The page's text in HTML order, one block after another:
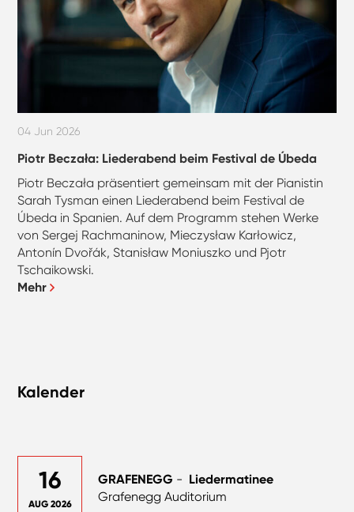
04 Jun 2026
Piotr Beczała: Liederabend beim Festival de Úbeda
Piotr Beczała präsentiert gemeinsam mit der Pianistin
Sarah Tysman einen Liederabend beim Festival de
Úbeda in Spanien. Auf dem Programm stehen Werke
von Sergej Rachmaninow, Mieczysław Karłowicz,
Antonín Dvořák, Stanisław Moniuszko und Pjotr
Tschaikowski.
Mehr
Kalender
16
AUG 2026
GRAFENEGG - Liedermatinee
Grafenegg Auditorium